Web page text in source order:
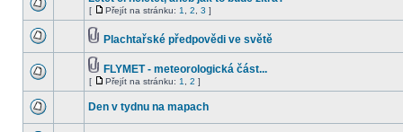
[ Přejít na stránku: 1 2 3 ]
Plachtařské předpovědi ve světě
FLYMET - meteorologická část...
[ Přejít na stránku: 1 2 ]
Den v tydnu na mapach